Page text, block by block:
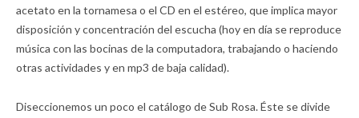
acetato en la tornamesa o el CD en el estéreo, que implica mayor
disposición y concentración del escucha (hoy en día se reproduce
música con las bocinas de la computadora, trabajando o haciendo
otras actividades y en mp3 de baja calidad).
Diseccionemos un poco el catálogo de Sub Rosa. Éste se divide